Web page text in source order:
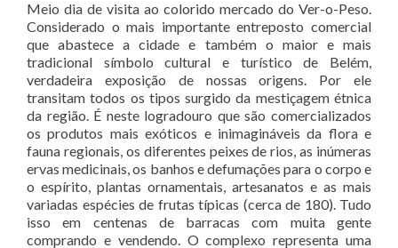
Meio dia de visita ao colorido mercado do Ver-o-Peso.
Considerado o mais importante entreposto comercial
que abastece a cidade e também o maior e mais
tradicional símbolo cultural e turístico de Belém,
verdadeira exposição de nossas origens. Por ele
transitam todos os tipos surgido da mestiçagem étnica
da região. É neste logradouro que são comercializados
os produtos mais exóticos e inimagináveis da flora e
fauna regionais, os diferentes peixes de rios, as inúmeras
ervas medicinais, os banhos e defumações para o corpo e
o espírito, plantas ornamentais, artesanatos e as mais
variadas espécies de frutas típicas (cerca de 180). Tudo
isso em centenas de barracas com muita gente
comprando e vendendo. O complexo representa uma